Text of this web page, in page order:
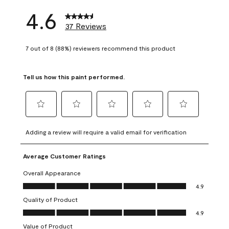
4.6 37 Reviews
7 out of 8 (88%) reviewers recommend this product
Tell us how this paint performed.
to
rate
the
item
with
1
This
action
will
to
rate
the
with
2
This
action
will
to
rate
the
item
3
action
to
rate
4
action
to
rate
5
action
Adding a review will require a valid email for verification
Average Customer Ratings
Overall Appearance
Overall Appearance, 4.9 out of 5
4.9
Quality of Product
Quality of Product, 4.9 out of 5
4.9
Value of Product